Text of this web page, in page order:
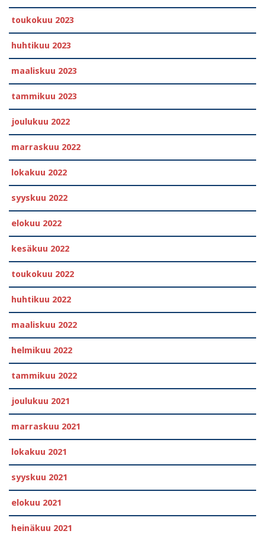
toukokuu 2023
huhtikuu 2023
maaliskuu 2023
tammikuu 2023
joulukuu 2022
marraskuu 2022
lokakuu 2022
syyskuu 2022
elokuu 2022
kesäkuu 2022
toukokuu 2022
huhtikuu 2022
maaliskuu 2022
helmikuu 2022
tammikuu 2022
joulukuu 2021
marraskuu 2021
lokakuu 2021
syyskuu 2021
elokuu 2021
heinäkuu 2021